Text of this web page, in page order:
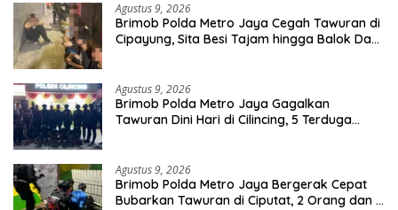
Agustus 9, 2026
Brimob Polda Metro Jaya Cegah Tawuran di
Cipayung, Sita Besi Tajam hingga Balok Dan
Agustus 9, 2026
Brimob Polda Metro Jaya Gagalkan
Tawuran Dini Hari di Cilincing, 5 Terduga
Agustus 9, 2026
Brimob Polda Metro Jaya Bergerak Cepat
Bubarkan Tawuran di Ciputat, 2 Orang dan 3